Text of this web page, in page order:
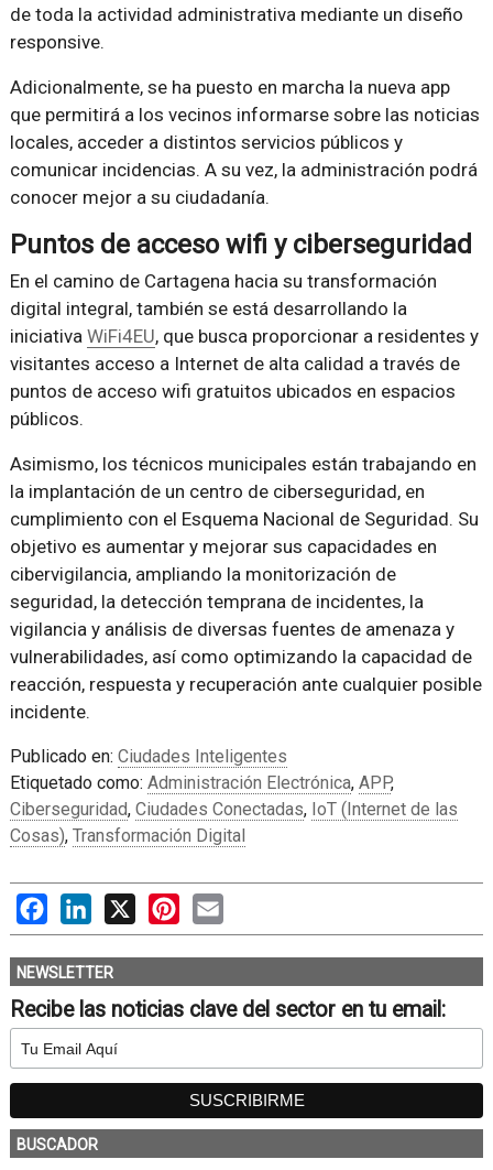
de toda la actividad administrativa mediante un diseño
responsive.
Adicionalmente, se ha puesto en marcha la nueva app
que permitirá a los vecinos informarse sobre las noticias
locales, acceder a distintos servicios públicos y
comunicar incidencias. A su vez, la administración podrá
conocer mejor a su ciudadanía.
Puntos de acceso wifi y ciberseguridad
En el camino de Cartagena hacia su transformación
digital integral, también se está desarrollando la
iniciativa WiFi4EU, que busca proporcionar a residentes y
visitantes acceso a Internet de alta calidad a través de
puntos de acceso wifi gratuitos ubicados en espacios
públicos.
Asimismo, los técnicos municipales están trabajando en
la implantación de un centro de ciberseguridad, en
cumplimiento con el Esquema Nacional de Seguridad. Su
objetivo es aumentar y mejorar sus capacidades en
cibervigilancia, ampliando la monitorización de
seguridad, la detección temprana de incidentes, la
vigilancia y análisis de diversas fuentes de amenaza y
vulnerabilidades, así como optimizando la capacidad de
reacción, respuesta y recuperación ante cualquier posible
incidente.
Publicado en: Ciudades Inteligentes
Etiquetado como: Administración Electrónica, APP,
Ciberseguridad, Ciudades Conectadas, IoT (Internet de las
Cosas), Transformación Digital
FacebookLinkedIn
X PinterestEmail
NEWSLETTER
Recibe las noticias clave del sector en tu email:
BUSCADOR